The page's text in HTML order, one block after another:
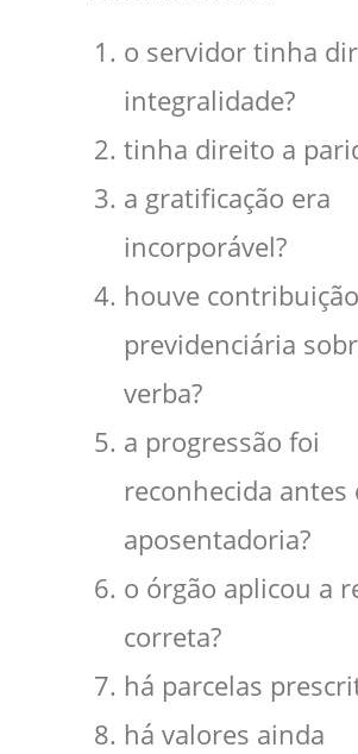
o servidor tinha
integralidade?
tinha direito a
a gratificação era
incorporável?
houve contribuição
previdenciária
verba?
a progressão foi
reconhecida antes
aposentadoria?
o órgão aplicou a
correta?
há parcelas
há valores ainda